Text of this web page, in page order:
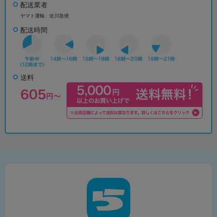
配送業者
ヤマト運輸、佐川急便
配送時間
送料